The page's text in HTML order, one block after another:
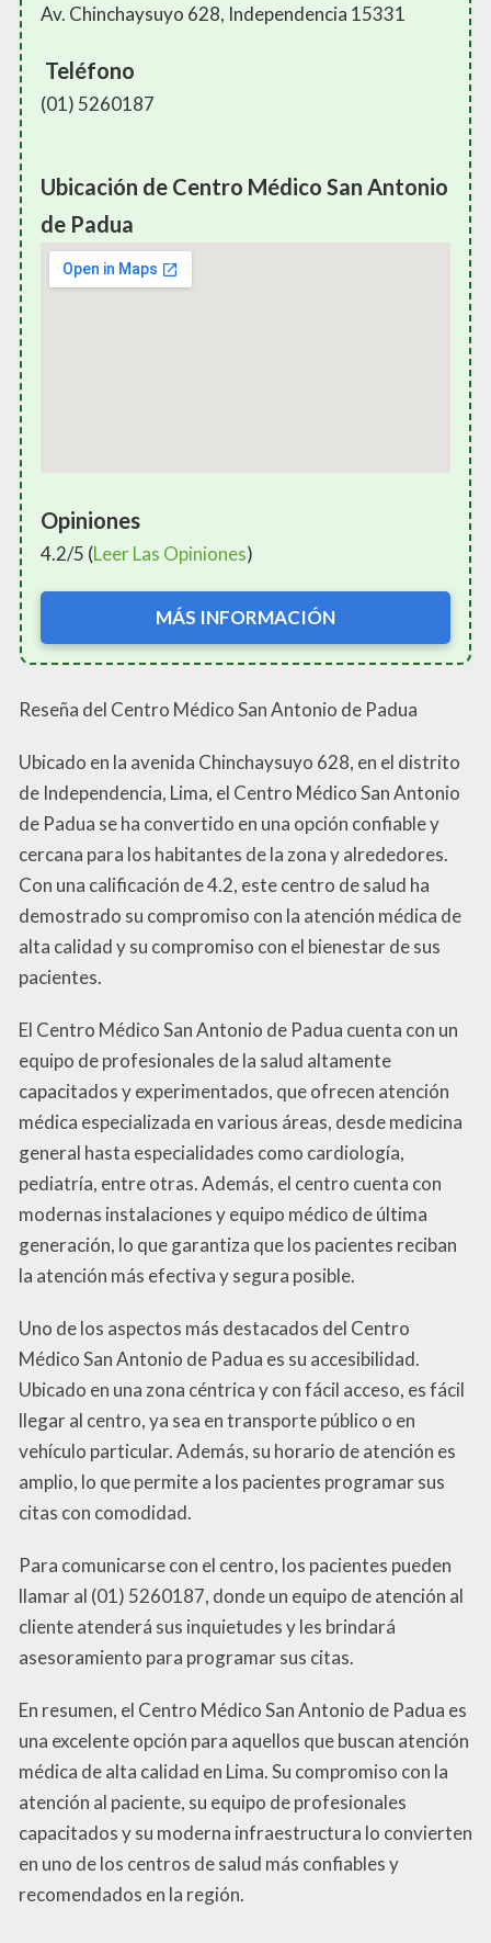
Av. Chinchaysuyo 628, Independencia 15331
Teléfono
(01) 5260187
Ubicación de Centro Médico San Antonio
de Padua
Opiniones
4.2/5 (Leer Las Opiniones)
MÁS INFORMACIÓN
Reseña del Centro Médico San Antonio de Padua
Ubicado en la avenida Chinchaysuyo 628, en el distrito
de Independencia, Lima, el Centro Médico San Antonio
de Padua se ha convertido en una opción confiable y
cercana para los habitantes de la zona y alrededores.
Con una calificación de 4.2, este centro de salud ha
demostrado su compromiso con la atención médica de
alta calidad y su compromiso con el bienestar de sus
pacientes.
El Centro Médico San Antonio de Padua cuenta con un
equipo de profesionales de la salud altamente
capacitados y experimentados, que ofrecen atención
médica especializada en various áreas, desde medicina
general hasta especialidades como cardiología,
pediatría, entre otras. Además, el centro cuenta con
modernas instalaciones y equipo médico de última
generación, lo que garantiza que los pacientes reciban
la atención más efectiva y segura posible.
Uno de los aspectos más destacados del Centro
Médico San Antonio de Padua es su accesibilidad.
Ubicado en una zona céntrica y con fácil acceso, es fácil
llegar al centro, ya sea en transporte público o en
vehículo particular. Además, su horario de atención es
amplio, lo que permite a los pacientes programar sus
citas con comodidad.
Para comunicarse con el centro, los pacientes pueden
llamar al (01) 5260187, donde un equipo de atención al
cliente atenderá sus inquietudes y les brindará
asesoramiento para programar sus citas.
En resumen, el Centro Médico San Antonio de Padua es
una excelente opción para aquellos que buscan atención
médica de alta calidad en Lima. Su compromiso con la
atención al paciente, su equipo de profesionales
capacitados y su moderna infraestructura lo convierten
en uno de los centros de salud más confiables y
recomendados en la región.